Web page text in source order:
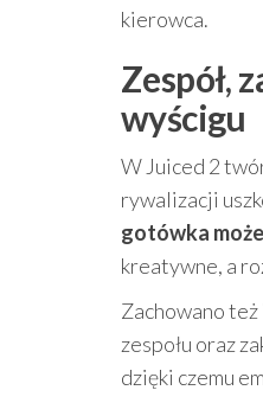
kierowca.
Zespół,
wyścigu
W Juiced 2
rywalizacji
gotówka
kreatywne, a
Zachowano
zespołu oraz
dzięki czemu